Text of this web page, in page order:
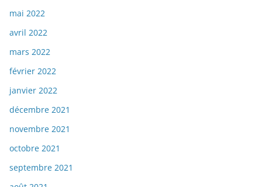
mai 2022
avril 2022
mars 2022
février 2022
janvier 2022
décembre 2021
novembre 2021
octobre 2021
septembre 2021